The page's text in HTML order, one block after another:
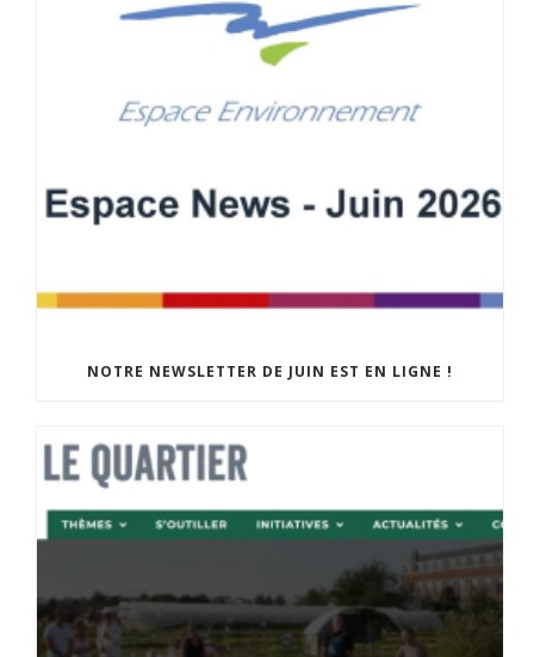
NOTRE NEWSLETTER DE JUIN EST EN LIGNE !